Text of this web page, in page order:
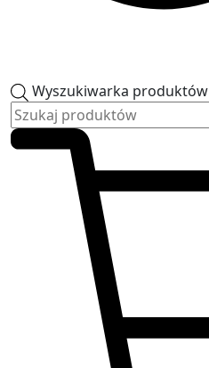
Wyszukiwarka produktów